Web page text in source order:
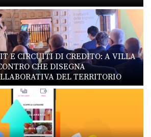
E CIRCUITI DI CREDITO: A VILLA
CHE DISEGNA
DEL TERRITORIO